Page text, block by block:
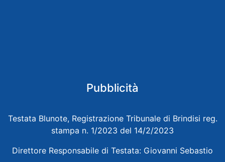
Pubblicità
Testata Blunote, Registrazione Tribunale di Brindisi reg.
stampa n. 1/2023 del 14/2/2023
Direttore Responsabile di Testata: Giovanni Sebastio